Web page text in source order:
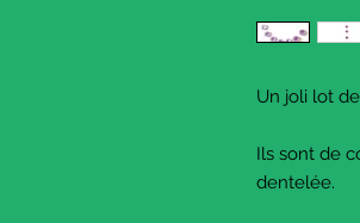
Un joli lot
Ils sont de
dentelée.